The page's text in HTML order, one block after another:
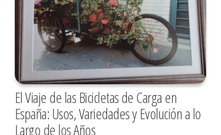
El Viaje de las Bicicletas de Carga en
España: Usos, Variedades y Evolución a lo
Largo de los Años